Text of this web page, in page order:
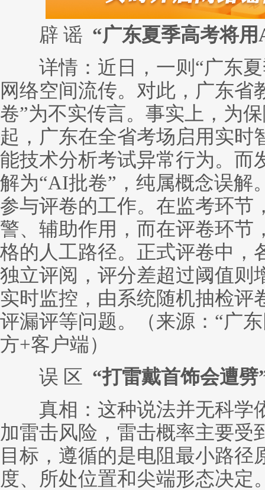
辟 谣 “广东夏季高考将
详情：近日，一则“广东夏
网络空间流传。对此，广东省
卷”为不实传言。事实上，为
起，广东在全省考场启用实时
能技术分析考试异常行为。而
解为“AI批卷”，纯属概念误解
参与评卷的工作。在监考环节
警、辅助作用，而在评卷环节
格的人工路径。正式评卷中，
独立评阅，评分差超过阈值则
实时监控，由系统随机抽检评
评漏评等问题。（来源：“广
方+客户端）
误 区
“打雷戴首饰会遭劈
真相：这种说法并无科学
加雷击风险，雷击概率主要受
目标，遵循的是电阻最小路径
度、所处位置和尖端形态决定